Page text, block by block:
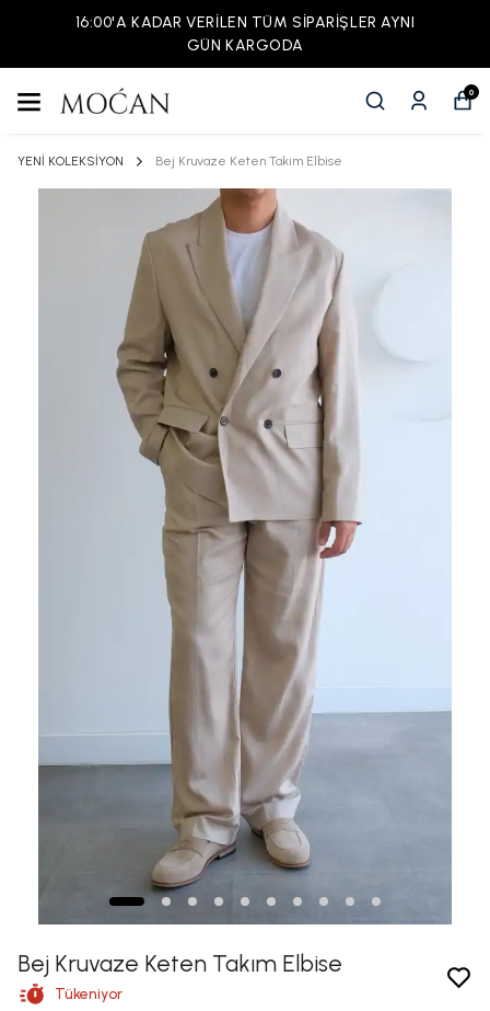
16:00'A KADAR VERİLEN TÜM SİPARİŞLER AYNI
GÜN KARGODA
0
YENİ KOLEKSİYON Bej Kruvaze Keten Takım Elbise
Bej Kruvaze Keten Takım Elbise
Tükeniyor